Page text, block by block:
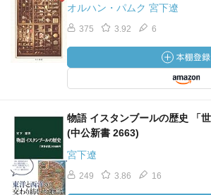
オルハン・パムク 宮下遼
375 3.92 6
物語 イスタンブールの歴史 「
(中公新書 2663)
宮下遼
249 3.86 16